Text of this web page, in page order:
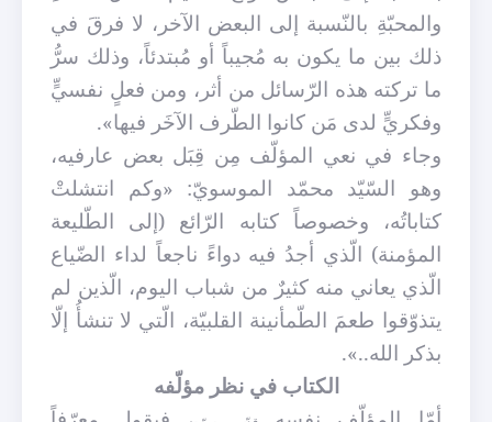
والمحبّةِ بالنّسبة إلى البعض الآخر، لا فرقَ في
ذلك بين ما يكون به مُجيباً أو مُبتدئاً، وذلك سرُّ
ما تركته هذه الرّسائل من أثر، ومن فعلٍ نفسيٍّ
وفكريٍّ لدى مَن كانوا الطّرف الآخَر فيها».
وجاء في نعي المؤلّف مِن قِبَل بعض عارفيه،
وهو السّيّد محمّد الموسويّ: «وكم انتشلتْ
كتاباتُه، وخصوصاً كتابه الرّائع (إلى الطّليعة
المؤمنة) الّذي أجدُ فيه دواءً ناجعاً لداء الضّياع
الّذي يعاني منه كثيرٌ من شباب اليوم، الّذين لم
يتذوّقوا طعمَ الطّمأنينة القلبيّة، الّتي لا تنشأُ إلّا
بذكر الله..».
الكتاب في نظر مؤلّفه